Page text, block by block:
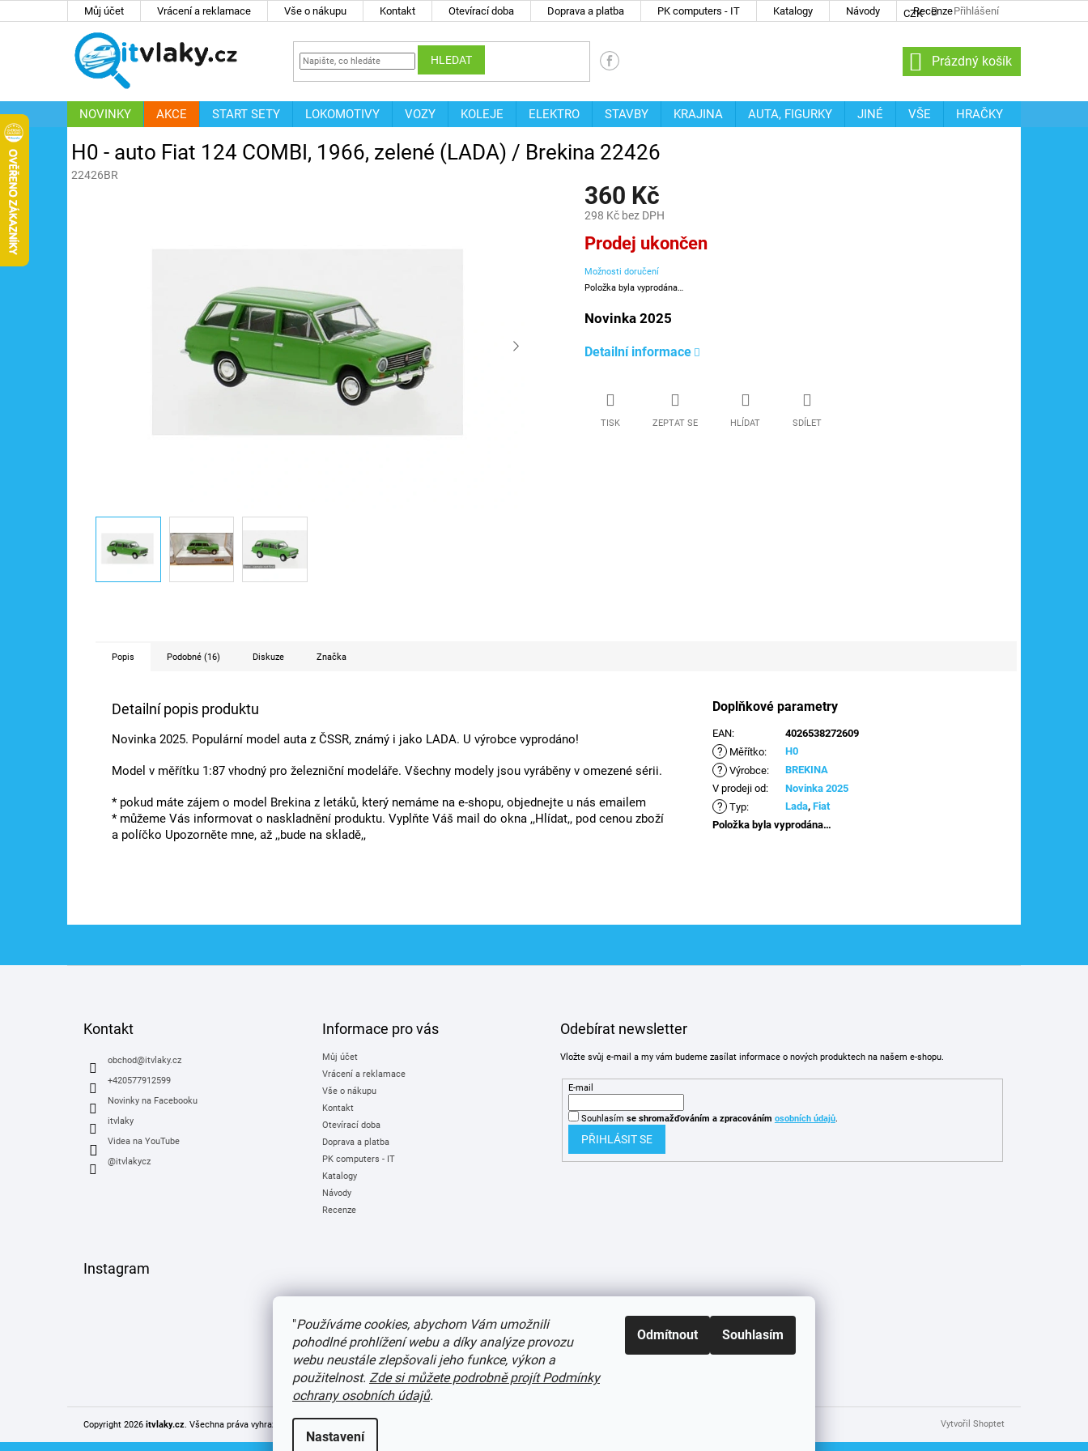
"Používáme cookies, abychom Vám umožnili
pohodlné prohlížení webu a díky analýze provozu
webu neustále zlepšovali jeho funkce, výkon a
použitelnost. Zde si můžete podrobně projít Podmínky
ochrany osobních údajů.
Nastavení
Odmítnout Souhlasím
Můj účet Vrácení a reklamace Vše o nákupu Kontakt Otevírací doba Doprava a platba PK computers - IT Katalogy Návody Recenze
CZK Přihlášení
HLEDAT
NÁKUPNÍ
KOŠÍK
Prázdný košík
NOVINKY AKCE START SETY LOKOMOTIVY VOZY KOLEJE ELEKTRO STAVBY KRAJINA AUTA, FIGURKY JINÉ VŠE
HRAČKY
H0 - auto Fiat 124 COMBI, 1966, zelené (LADA) / Brekina 22426
22426BR
360 Kč
298 Kč bez DPH
Měrná
cena:
Prodej ukončen
Možnosti doručení
Položka byla vyprodána…
Novinka 2025
Detailní informace
TISK ZEPTAT SE HLÍDAT SDÍLET
Popis Podobné (16) Diskuze Značka
Detailní popis produktu
Novinka 2025. Populární model auta z ČSSR, známý i jako LADA. U výrobce vyprodáno!
Model v měřítku 1:87 vhodný pro železniční modeláře. Všechny modely jsou vyráběny v omezené sérii.
* pokud máte zájem o model Brekina z letáků, který nemáme na e-shopu, objednejte u nás emailem
* můžeme Vás informovat o naskladnění produktu. Vyplňte Váš mail do okna ,,Hlídat,, pod cenou zboží
a políčko Upozorněte mne, až ,,bude na skladě,,
Doplňkové parametry
EAN: 4026538272609
? Měřítko: H0
? Výrobce:
BREKINA
V prodeji od: Novinka 2025
? Typ: Lada,Fiat
Položka byla vyprodána…
Kontakt
obchod@itvlaky.cz
+420577912599
Novinky na Facebooku
itvlaky
Videa na YouTube
@itvlakycz
Informace pro vás
Můj účet
Vrácení a reklamace
Vše o nákupu
Kontakt
Otevírací doba
Doprava a platba
PK computers - IT
Katalogy
Návody
Recenze
Odebírat newsletter
Vložte svůj e-mail a my vám budeme zasílat informace o nových produktech na našem e-shopu.
E-mail
Souhlasím se shromažďováním a zpracováním osobních údajů.
PŘIHLÁSIT SE
Instagram
Vytvořil Shoptet
Copyright 2026 itvlaky.cz . Všechna práva vyhrazena. Upravit nastavení cookies